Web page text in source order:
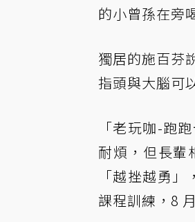
的小曾孫在旁
獨居的施百芬
指頭與大腦可
「老玩咖-跑
耐煩，但長輩
「越挫越勇
課程訓練，8